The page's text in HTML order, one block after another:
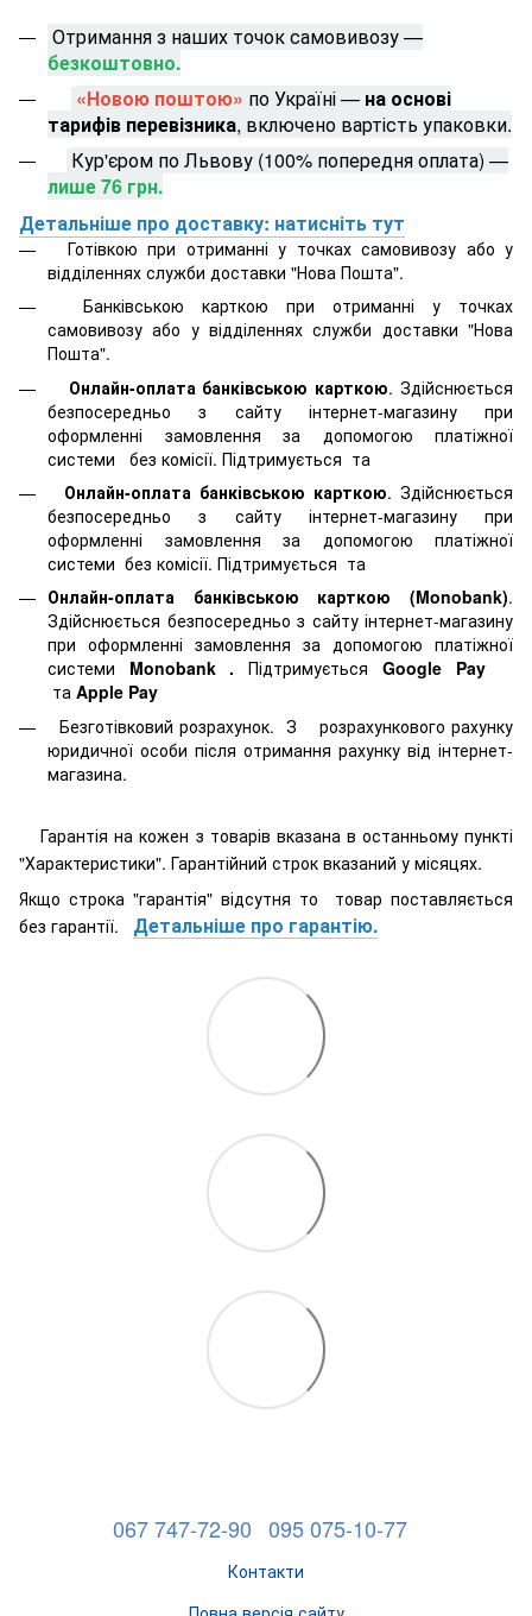
Отримання з наших точок самовивозу —
безкоштовно.
«Новою поштою» по Україні — на основі
тарифів перевізника, включено вартість упаковки.
Кур'єром по Львову (100% попередня оплата) —
лише 76 грн.
Детальніше про доставку: натисніть тут
Готівкою при отриманні у точках самовивозу або у
відділеннях служби доставки "Нова Пошта".
Банківською карткою при отриманні у точках
самовивозу або у відділеннях служби доставки "Нова
Пошта".
Онлайн-оплата банківською карткою. Здійснюється
безпосередньо з сайту інтернет-магазину при
оформленні замовлення за допомогою платіжної
системи
без комісії. Підтримується та
Онлайн-оплата банківською карткою. Здійснюється
безпосередньо з сайту інтернет-магазину при
оформленні замовлення за допомогою платіжної
системи без комісії. Підтримується та
Онлайн-оплата банківською карткою (Monobank).
Здійснюється безпосередньо з сайту інтернет-магазину
при оформленні замовлення за допомогою платіжної
системи Monobank .Підтримується Google Pay
та Apple Pay
Безготівковий розрахунок. З розрахункового рахунку
юридичної особи після отримання рахунку від інтернет-
магазина.
Гарантія на кожен з товарів вказана в останньому пункті
"Характеристики". Гарантійний строк вказаний у місяцях.
Якщо строка "гарантія" відсутня то товар поставляється
без гарантії. Детальніше про гарантію.
067 747-72-90 095 075-10-77
Контакти